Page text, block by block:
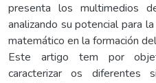
presenta los multimedios
analizando su potencial para
matemático en la formación
Este artigo tem por
caracterizar os diferentes